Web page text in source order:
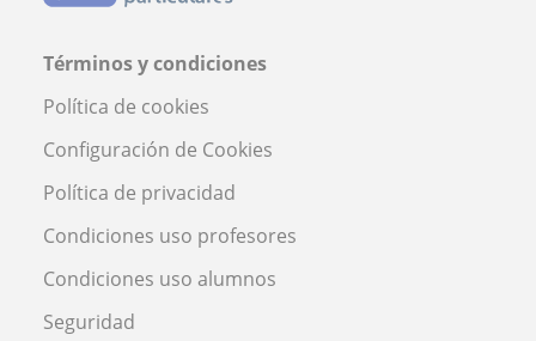
Términos y condiciones
Política de cookies
Configuración de Cookies
Política de privacidad
Condiciones uso profesores
Condiciones uso alumnos
Seguridad